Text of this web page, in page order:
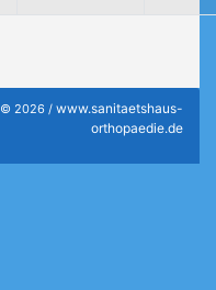
© 2026 / www.sanitaetshaus-
orthopaedie.de